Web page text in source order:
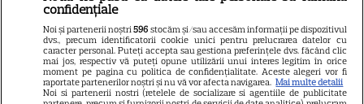
CINEMA
Eli Roth revine cu „Omul cu
înghețata mortală”. Filmul
horror în care copiii devin
confidențiale
Noi și partenerii noștri596 stocăm și/sau accesăm informații pe dispozitivul
dvs., precum identificatorii cookie unici pentru prelucrarea datelor cu
caracter personal. Puteți accepta sau gestiona preferințele dvs. făcând clic
mai jos, respectiv vă puteți opune utilizării unui interes legitim în orice
moment pe pagina cu politica de confidențialitate. Aceste alegeri vor fi
raportate partenerilor noștri și nu vă vor afecta navigarea. Mai multe detalii
Noi si partenerii nostri (retelele de socializare si agentiile de publicitate